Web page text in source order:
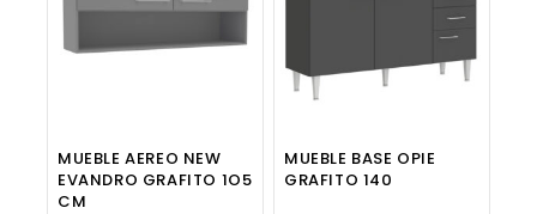
MUEBLE AEREO NEW
EVANDRO GRAFITO 1O5
CM
MUEBLE BASE OPIE
GRAFITO 140